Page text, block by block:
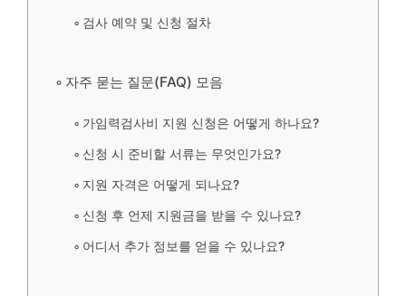
검사 예약 및 신청 절차
자주 묻는 질문(FAQ) 모음
가임력검사비 지원 신청은 어떻게 하나요?
신청 시 준비할 서류는 무엇인가요?
지원 자격은 어떻게 되나요?
신청 후 언제 지원금을 받을 수 있나요?
어디서 추가 정보를 얻을 수 있나요?